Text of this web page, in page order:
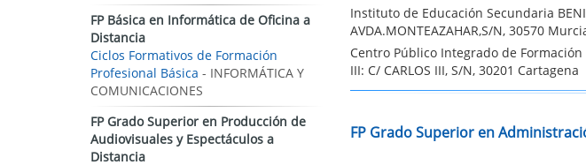
Instituto de Educación Secundaria
AVDA.MONTEAZAHAR,S/N, 30570
Centro Público Integrado de Formación
III: C/ CARLOS III, S/N, 30201 Cartagena
FP Grado Superior en
FP Básica en Informática de Oficina a
Distancia
Ciclos Formativos de Formación
Profesional Básica - INFORMÁTICA Y
COMUNICACIONES
FP Grado Superior en Producción de
Audiovisuales y Espectáculos a
Distancia